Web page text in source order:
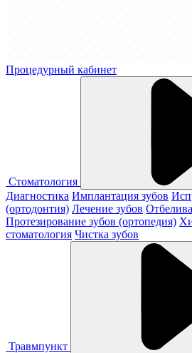
Процедурный кабинет
Стоматология
Диагностика Имплантация зубов
(ортодонтия) Лечение зубов
Протезирование зубов (ортопедия)
стоматология Чистка зубов
Травмпункт